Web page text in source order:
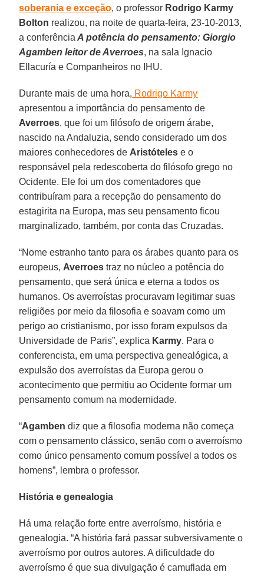
soberania e exceção, o professor Rodrigo Karmy
Bolton realizou, na noite de quarta-feira, 23-10-2013,
a conferência A potência do pensamento: Giorgio
Agamben leitor de Averroes, na sala Ignacio
Ellacuría e Companheiros no IHU.
Durante mais de uma hora, Rodrigo Karmy
apresentou a importância do pensamento de
Averroes, que foi um filósofo de origem árabe,
nascido na Andaluzia, sendo considerado um dos
maiores conhecedores de Aristóteles e o
responsável pela redescoberta do filósofo grego no
Ocidente. Ele foi um dos comentadores que
contribuíram para a recepção do pensamento do
estagirita na Europa, mas seu pensamento ficou
marginalizado, também, por conta das Cruzadas.
“Nome estranho tanto para os árabes quanto para os
europeus, Averroes traz no núcleo a potência do
pensamento, que será única e eterna a todos os
humanos. Os averroístas procuravam legitimar suas
religiões por meio da filosofia e soavam como um
perigo ao cristianismo, por isso foram expulsos da
Universidade de Paris”, explica Karmy. Para o
conferencista, em uma perspectiva genealógica, a
expulsão dos averroístas da Europa gerou o
acontecimento que permitiu ao Ocidente formar um
pensamento comum na modernidade.
“Agamben diz que a filosofia moderna não começa
com o pensamento clássico, senão com o averroísmo
como único pensamento comum possível a todos os
homens”, lembra o professor.
História e genealogia
Há uma relação forte entre averroísmo, história e
genealogia. “A história fará passar subversivamente o
averroísmo por outros autores. A dificuldade do
averroísmo é que sua divulgação é camuflada em